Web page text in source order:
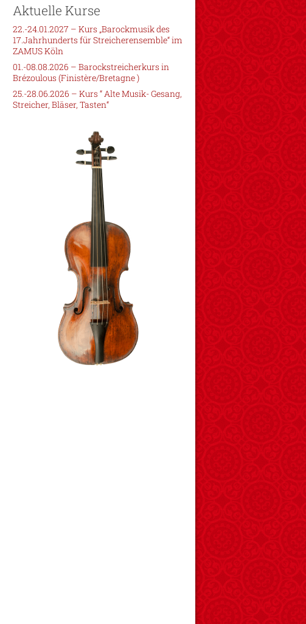
Aktuelle Kurse
22.-24.01.2027 – Kurs „Barockmusik des
17.Jahrhunderts für Streicherensemble“ im
ZAMUS Köln
01.-08.08.2026 – Barockstreicherkurs in
Brézoulous (Finistère/Bretagne )
25.-28.06.2026 – Kurs “ Alte Musik- Gesang,
Streicher, Bläser, Tasten“